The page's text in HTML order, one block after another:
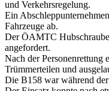
und Verkehrsregelung.
Ein
Fahrzeuge ab.
Der ÖAMTC
angefordert.
Nach der Personenrettung
Trümmerteilen und
Die B158 war während